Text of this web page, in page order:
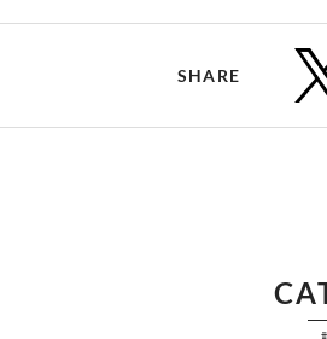
SHARE